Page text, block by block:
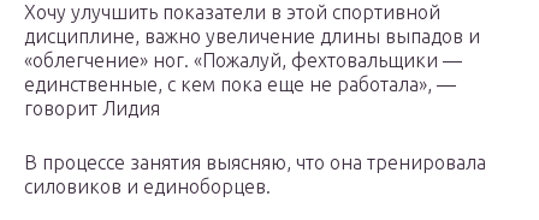
Хочу улучшить показатели в этой спортивной
дисциплине, важно увеличение длины выпадов и
«облегчение» ног. «Пожалуй, фехтовальщики —
единственные, с кем пока еще не работала», —
говорит Лидия
В процессе занятия выясняю, что она тренировала
силовиков и единоборцев.